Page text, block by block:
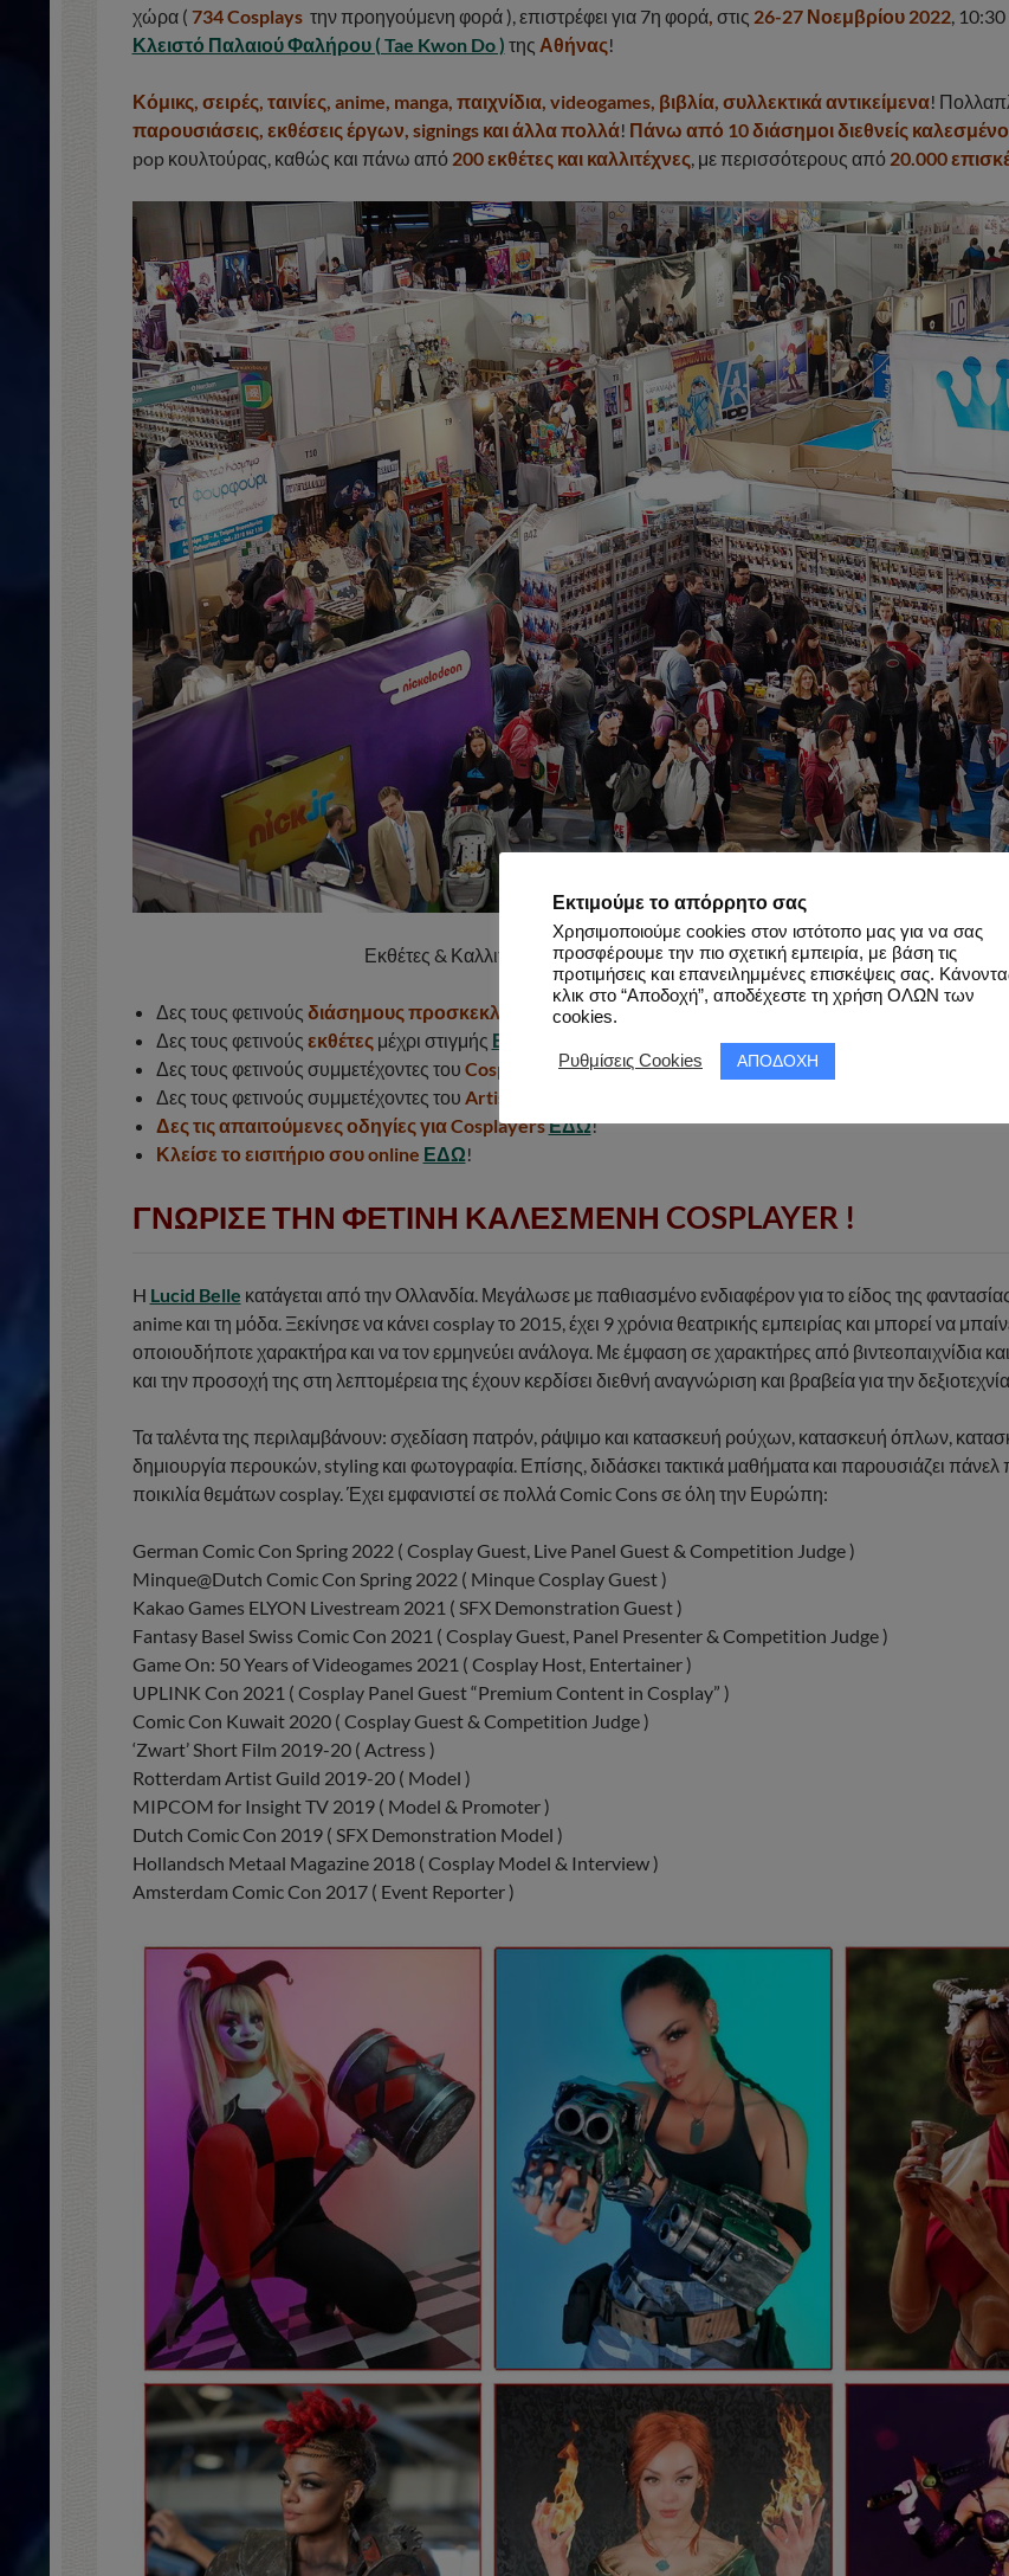
χώρα ( 734 Cosplaysτην προηγούμενη φορά ), επιστρέφει για 7η φορά, στις 26-27 Νοεμβρίου 2022, 10:30
Κλειστό Παλαιού Φαλήρου ( Tae Kwon Do ) της Αθήνας!
Κόμικς, σειρές, ταινίες, anime, manga, παιχνίδια, videogames, βιβλία, συλλεκτικά αντικείμενα!
παρουσιάσεις, εκθέσεις έργων, signings και άλλα πολλά! Πάνω από 10 διάσημοι διεθνείς
pop κουλτούρας, καθώς και πάνω από 200 εκθέτες και καλλιτέχνες, με περισσότερους από 20.000
Εκθέτες & Καλλιτέχνες στοAthensCon 2019 – Φώτο απόCosplayers//GR
Δες τους φετινούς διάσημους προσκεκλημένουςμέχρι στιγμής ΕΔΩ
Δες τους φετινούς εκθέτες μέχρι στιγμής ΕΔΩ
Δες τους φετινούς συμμετέχοντες του Cosplay Alleyμέχρι στιγμήςΕΔΩ!
Δες τους φετινούς συμμετέχοντες του Artist Alley
Δες τις απαιτούμενες οδηγίες για CosplayersΕΔΩ!
Κλείσε το εισιτήριο σου online ΕΔΩ!
ΓΝΩΡΙΣΕ ΤΗΝ ΦΕΤΙΝΗ ΚΑΛΕΣΜΕΝΗ COSPLAYER !
H Lucid Belle κατάγεται από την Ολλανδία. Μεγάλωσε με παθιασμένο ενδιαφέρον για το είδος της φαντασίας,
anime και τη μόδα. Ξεκίνησε να κάνει cosplay το 2015, έχει 9 χρόνια θεατρικής εμπειρίας και μπορεί να
οποιουδήποτε χαρακτήρα και να τον ερμηνεύει ανάλογα. Με έμφαση σε χαρακτήρες από βιντεοπαιχνίδια και
και την προσοχή της στη λεπτομέρεια της έχουν κερδίσει διεθνή αναγνώριση και βραβεία για την δεξιοτεχνία
Τα ταλέντα της περιλαμβάνουν: σχεδίαση πατρόν, ράψιμο και κατασκευή ρούχων, κατασκευή όπλων,
δημιουργία περουκών, styling και φωτογραφία. Επίσης, διδάσκει τακτικά μαθήματα και παρουσιάζει πάνελ
ποικιλία θεμάτων cosplay. Έχει εμφανιστεί σε πολλά Comic Cons σε όλη την Ευρώπη:
German Comic Con Spring 2022 ( Cosplay Guest, Live Panel Guest & Competition Judge )
Minque@Dutch Comic Con Spring 2022 ( Minque Cosplay Guest )
Kakao Games ELYON Livestream 2021 ( SFX Demonstration Guest )
Fantasy Basel Swiss Comic Con 2021 ( Cosplay Guest, Panel Presenter & Competition Judge )
Game On: 50 Years of Videogames 2021 ( Cosplay Host, Entertainer )
UPLINK Con 2021 ( Cosplay Panel Guest “Premium Content in Cosplay” )
Comic Con Kuwait 2020 ( Cosplay Guest & Competition Judge )
‘Zwart’ Short Film 2019-20 ( Actress )
Rotterdam Artist Guild 2019-20 ( Model )
MIPCOM for Insight TV 2019 ( Model & Promoter )
Dutch Comic Con 2019 ( SFX Demonstration Model )
Hollandsch Metaal Magazine 2018 ( Cosplay Model & Interview )
Amsterdam Comic Con 2017 ( Event Reporter )
Εκτιμούμε το απόρρητο σας
Χρησιμοποιούμε cookies στον ιστότοπο μας για να σας
προσφέρουμε την πιο σχετική εμπειρία, με βάση τις
προτιμήσεις και επανειλημμένες επισκέψεις σας.
κλικ στο “Αποδοχή”, αποδέχεστε τη χρήση ΟΛΩΝ των
cookies.
Ρυθμίσεις Cookies ΑΠΟΔΟΧΗ